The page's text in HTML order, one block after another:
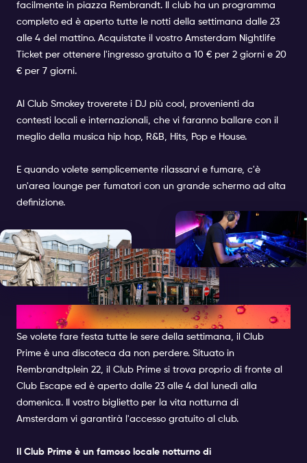
facilmente in piazza Rembrandt. Il club ha un programma
completo ed è aperto tutte le notti della settimana dalle 23
alle 4 del mattino. Acquistate il vostro Amsterdam Nightlife
Ticket per ottenere l'ingresso gratuito a 10 € per 2 giorni e 20
€ per 7 giorni.
Al Club Smokey troverete i DJ più cool, provenienti da
contesti locali e internazionali, che vi faranno ballare con il
meglio della musica hip hop, R&B, Hits, Pop e House.
E quando volete semplicemente rilassarvi e fumare, c'è
un'area lounge per fumatori con un grande schermo ad alta
definizione.
CLUB PRIME | CLUB
Se volete fare festa tutte le sere della settimana, il Club
Prime è una discoteca da non perdere. Situato in
Rembrandtplein 22, il Club Prime si trova proprio di fronte al
Club Escape ed è aperto dalle 23 alle 4 dal lunedì alla
domenica. Il vostro biglietto per la vita notturna di
Amsterdam vi garantirà l'accesso gratuito al club.
Il Club Prime è un famoso locale notturno di